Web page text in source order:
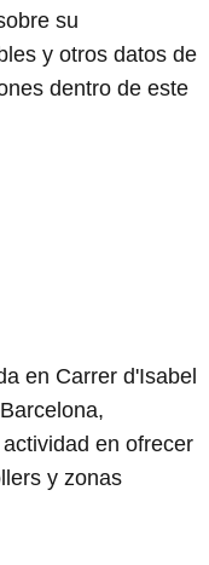
su
y otros datos de
dentro de este
en Carrer d'Isabel
en ofrecer
y zonas